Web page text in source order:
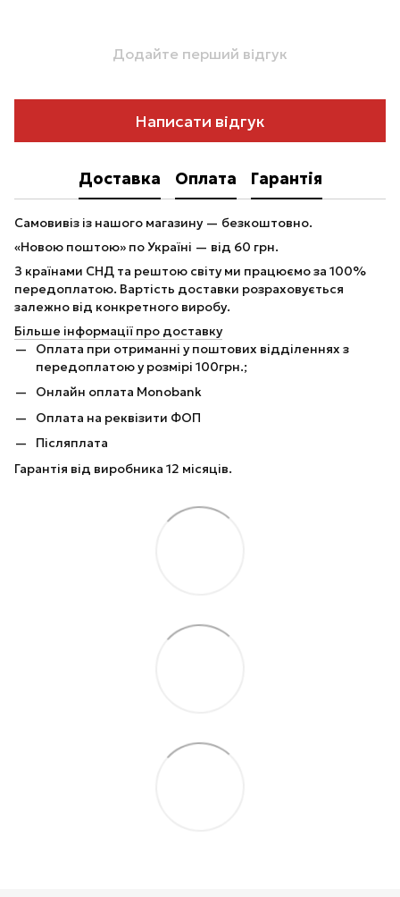
Додайте перший відгук
Написати відгук
Доставка Оплата Гарантія
Самовивіз із нашого магазину — безкоштовно.
«Новою поштою» по Україні — від 60 грн.
З країнами СНД та рештою світу ми працюємо за 100%
передоплатою. Вартість доставки розраховується
залежно від конкретного виробу.
Більше інформації про доставку
Оплата при отриманні у поштових відділеннях з
передоплатою у розмірі 100грн.;
Онлайн оплата Monobank
Оплата на реквізити ФОП
Післяплата
Гарантія від виробника 12 місяців.